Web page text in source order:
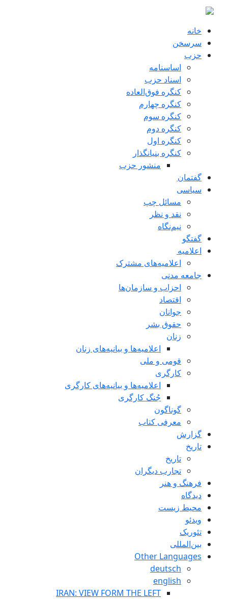
به محتوای اصلی
خانه
سرسخن
حزب
اساسنامه
اسناد حزب
کنگره فوق‌العاده
کنگره چهارم
کنگره سوم
کنگره دوم
کنگره اول
کنگره بنیانگذار
منشور حزب
گفتمان
سياسی
مسائل چپ
نقد و نظر
نیم‌نگاه
گفتگو
اعلاميه
اعلامیه‌های مشترک
جامعه مدنی
احزاب و سازمان‌ها
اقتصاد
جوانان
حقوق بشر
زنان
اعلامیه‌ها و بیانیه‌های زنان
قومی و ملی
کارگری
اعلامیه‌ها و بیانیه‌های کارگری
جُنگ کارگری
گوناگون
معرفی کتاب
گزارش
تاریخ
تاريخ
تجارب ديگران
فرهنگ و هنر
دیدگاه
محیط زیست
ویدئو
تئوریک
بین‌المللی
Other Languages
deutsch
english
IRAN: VIEW FORM THE LEFT